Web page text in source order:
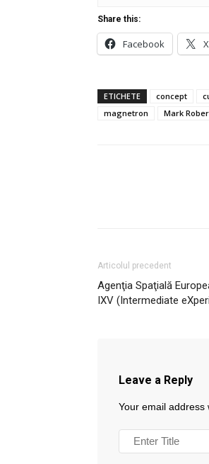
Share this:
Facebook X
ETICHETE concept
magnetron
Mark Rober
Articolul precedent
Agenţia Spaţială
IXV (Intermediate
Leave a Reply
Your email address